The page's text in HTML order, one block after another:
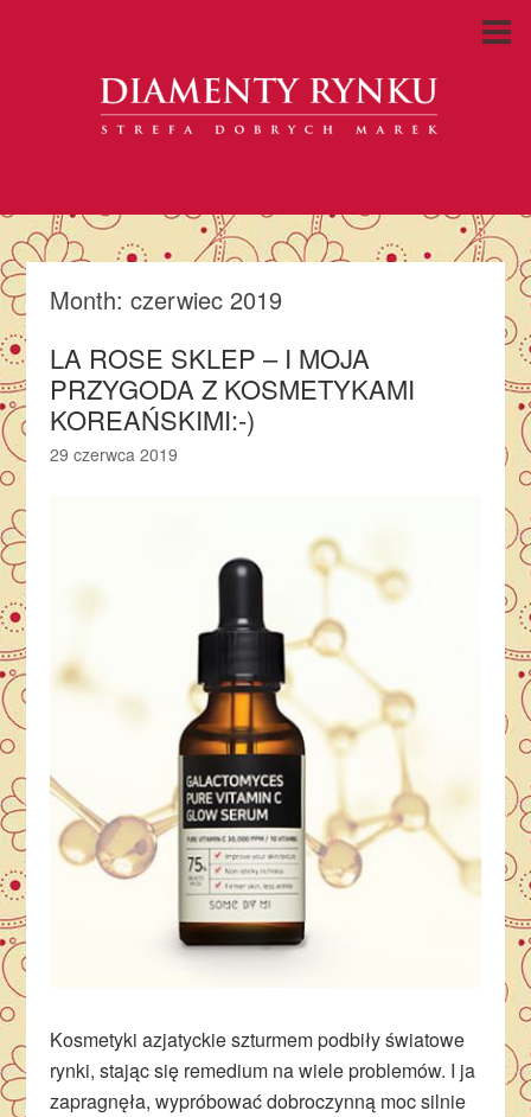
Month:czerwiec 2019
LA ROSE SKLEP – I MOJA
PRZYGODA Z KOSMETYKAMI
KOREAŃSKIMI:-)
29 czerwca 2019
Kosmetyki azjatyckie szturmem podbiły światowe
rynki, stając się remedium na wiele problemów. I ja
zapragnęła, wypróbować dobroczynną moc silnie